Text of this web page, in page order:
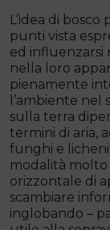
L’idea di
punti vista
ed influenzarsi
nella loro
pienamente
l’ambiente nel
sulla terra
termini di aria,
funghi e
modalità
orizzontale di
scambiare
inglobando –